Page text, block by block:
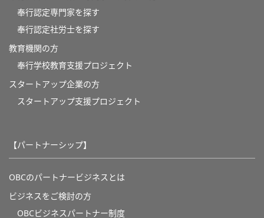
奉行認定専門家を探す
奉行認定社労士を探す
教育機関の方
奉⾏学校教育⽀援プロジェクト
スタートアップ企業の方
スタートアップ支援プロジェクト
【パートナーシップ】
OBCのパートナービジネスとは
ビジネスをご検討の方
OBCビジネスパートナー制度